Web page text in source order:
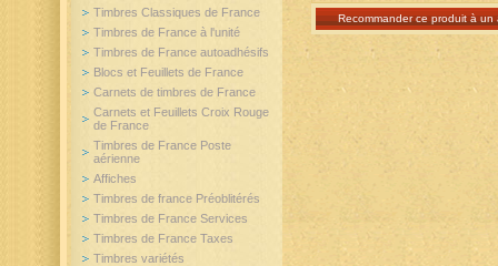
Recommander ce produit à un
Timbres Classiques de France
Timbres de France à l'unité
Timbres de France autoadhésifs
Blocs et Feuillets de France
Carnets de timbres de France
Carnets et Feuillets Croix Rouge
de France
Timbres de France Poste
aérienne
Affiches
Timbres de france Préoblitérés
Timbres de France Services
Timbres de France Taxes
Timbres variétés